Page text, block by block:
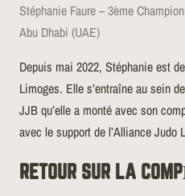
Stéphanie Faure – 3ème
Abu Dhabi (UAE)
Depuis mai 2022, Stéphanie est
Limoges. Elle s’entraîne au sein
JJB qu’elle a monté avec son
avec le support de l’Alliance Judo
RETOUR SUR LA